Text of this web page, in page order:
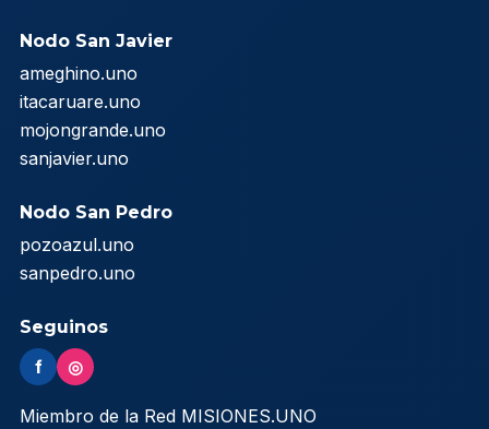
Nodo San Javier
ameghino.uno
itacaruare.uno
mojongrande.uno
sanjavier.uno
Nodo San Pedro
pozoazul.uno
sanpedro.uno
Seguinos
f ◎
Miembro de la Red MISIONES.UNO